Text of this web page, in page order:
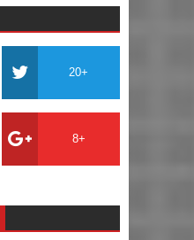
20+
8+